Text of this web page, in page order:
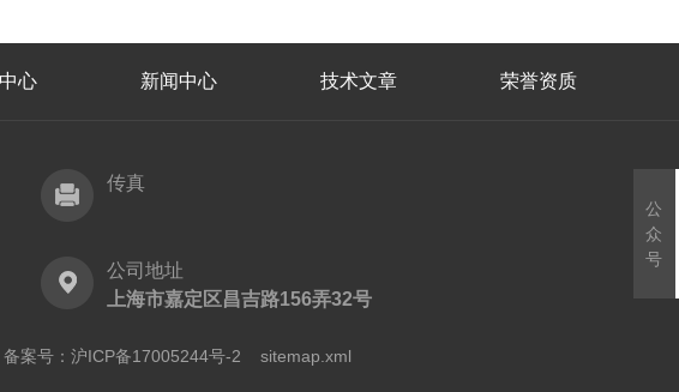
心 新闻中心 技术文章 荣誉资质
传真
公司地址
上海市嘉定区昌吉路156弄32号
公
众
号
备案号：沪ICP备17005244号-2 sitemap.xml